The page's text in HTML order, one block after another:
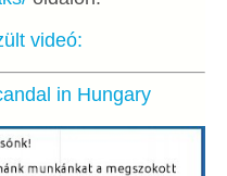
videó:
in Hungary